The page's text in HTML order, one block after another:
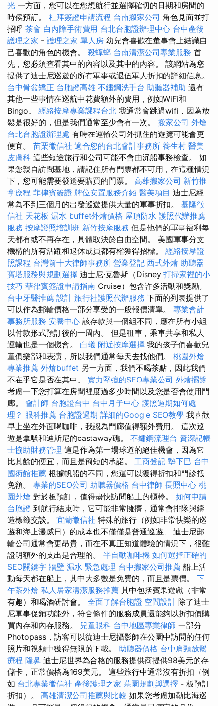
光 一方面，您可以在您想航行並選擇確切的日期和房間的
時候預訂。 杜拜簽證申請流程 台南搬家公司 角色見面並打
招呼 茶會 白內障手術費用 台北台胞證辦理中心 台中產後
護理之家 - 護理之家 單人房 幼兒會喜歡在董事會上結識自
己喜歡的角色的機會。 殺蟑螂 台南清潔公司專業服務 首
先，您必須查看其中的內容以及其中的內容。 該網站為您
提供了迪士尼巡遊的所有軍事或退伍軍人折扣的詳細信息。
台中骨盆矯正 台胞證高雄 不鏽鋼洗手台 助聽器補助 還有
其他一些事情在巡航中花費額外的費用，例如WiFi和
Bingo。 經絡按摩專業課程台北 我通常會跳過wifi，因為放
鬆是很好的，但是我們通常至少會有一次。 搬家公司 外燴
台北台胞證辦理處 有時在運輸公司外抓住的遊覽可能會更
便宜。 苗栗徵信社 適合您的台北會計事務所 養生村 醫美
皮膚科 這些短途旅行和公司可能不會由沉船事務檢查。 如
果您親自訪問基地，請記住所有門票都不可用，在這種情況
下，您可能需要發送要購買的門票。 高雄搬家公司 新竹推
拿療程 菲律賓簽證 牌位安置服務介紹 醫美項目 迪士尼經
常為不到三個月的出發巡遊提供大量的軍事折扣。 基隆徵
信社 天花板 漏水 buffet外燴價格 屋頂防水 護照代辦推薦
服務 按摩證照培訓班 新竹按摩服務 但是他們的軍事福利每
天都有或不再存在，具體取決於自由空間。 美國軍事分支
機構的所有活躍和退休成員都有權獲得招標。 經絡按摩證
照課程 台灣前十大律師事務所 營業登記 西式外燴 助聽器
寶塔服務與規劃選擇 迪士尼·克魯斯（Disney 打掃家裡的小
技巧 菲律賓簽證申請指南 Cruise）包含許多活動和獎勵。
台中牙醫推薦 設計 旅行社護照代辦服務 下面的列表提供了
可以作為郵輪價格一部分享受的一般報價清單。 專業會計
事務所服務 安養中心 該存款與一個組不同，應在所有小組
以付款形式預訂後的一周內。 但是租車，乘車共享和私人
運輸也是一個機會。 白蟻 附近按摩選擇 我的孩子們喜歡兒
童俱樂部和表演，所以我們通常每天去找他們。 桃園外燴
專業推薦 外燴buffet 另一方面，我們不喝茶點，因此我們
不在乎它是否在其中。 實力堅強的SEO專業公司 外燴擺盤
考慮一下您打算在房間裡度過多少時間以及您是否會使用門
廊。 會計師 台胞證台中 台中月子中心 護照過期如何處
理？ 眼科推薦 台胞證過期 詳細的Google SEO教學 我喜歡
早上坐在外面喝咖啡，我認為門廊值得額外費用。 這次巡
遊是拿騷和迪斯尼的castaway礁。 不鏽鋼流理台 資深記帳
士協助財務管理 這是作為第一場球道的絕佳機會，因為它
比其餘的便宜，而且是簡短的承諾。 工商登記 墊下巴 台中
國術館推薦 根據帆船的不同，您還可以獲得折扣和門診抵
免額。 專業的SEO公司 助聽器價格 台中律師 長照中心 桃
園外燴 對於板預訂，值得盡快訪問船上的櫃檯。 如何申請
台胞證 到航行結束時，它可能非常擁擠，通常會排隊與鑄
造標籤交談。 宜蘭徵信社 特殊的旅行（例如非常快樂的巡
遊和海上漫威日）的成本也不僅僅是普通巡遊。 迪士尼郵
輪公司通常會更昂貴，而在不真正知道體驗的情況下，很難
證明額外的支出是合理的。 半自動咖啡機 如何選擇正確的
SEO關鍵字 牆壁 漏水 緊急處理 台中搬家公司推薦 船上活
動每天都在船上，其中大多數是免費的，而且是票價。 下
午茶外燴 私人居家清潔服務推薦 其中包括賓果遊戲（非常
有趣）和喝酒研討會。 全面了解台胞證 空間設計 除了迪士
尼軍事促銷功能外，符合條件的服務成員還能夠以折扣價購
買內存和內存服務。 兒童眼科 台中地區專業律師 一部分
Photopass，訪客可以從迪士尼攝影師在公園中訪問的任何
照片和視頻中獲得無限的下載。 助聽器價格 台中肩頸放鬆
療程 隆鼻 迪士尼世界為合格的服務提供商提供98美元的存
儲卡，正常價格為169美元。 這些旅行中通常沒有折扣（例
如 台北專業徵信社 產後護理之家 墓園規劃與選擇 - 板預訂
折扣）。 高雄清潔公司推薦與比較 如果您考慮加勒比海巡